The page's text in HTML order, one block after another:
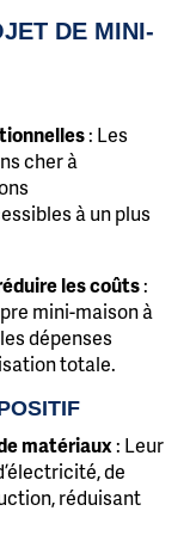
DE MINI-
: Les
cher à
à un plus
les coûts:
mini-maison à
dépenses
totale.
matériaux: Leur
de
réduisant